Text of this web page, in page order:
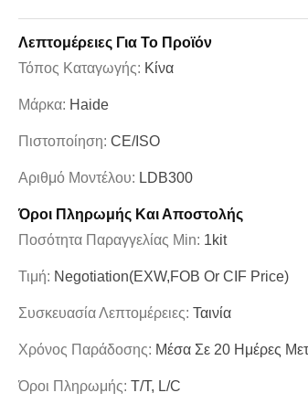
Λεπτομέρειες Για Το Προϊόν
Τόπος Καταγωγής: Κίνα
Μάρκα: Haide
Πιστοποίηση: CE/ISO
Αριθμό Μοντέλου: LDB300
Όροι Πληρωμής Και Αποστολής
Ποσότητα Παραγγελίας Min: 1kit
Τιμή: Negotiation(EXW,FOB Or CIF Price)
Συσκευασία Λεπτομέρειες: Ταινία
Χρόνος Παράδοσης: Μέσα Σε 20 Ημέρες
Όροι Πληρωμής: T/T, L/C